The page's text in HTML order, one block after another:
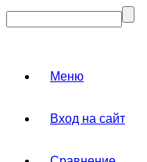
Меню
Вход на сайт